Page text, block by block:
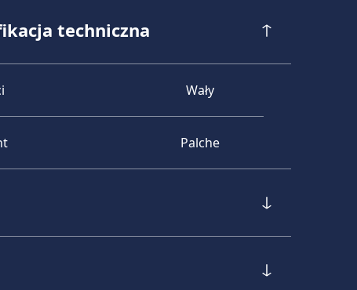
techniczna
Wały
Palche